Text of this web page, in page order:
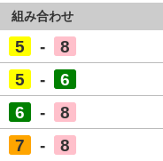
組み合わせ
5 - 8
5 - 6
6 - 8
7 - 8